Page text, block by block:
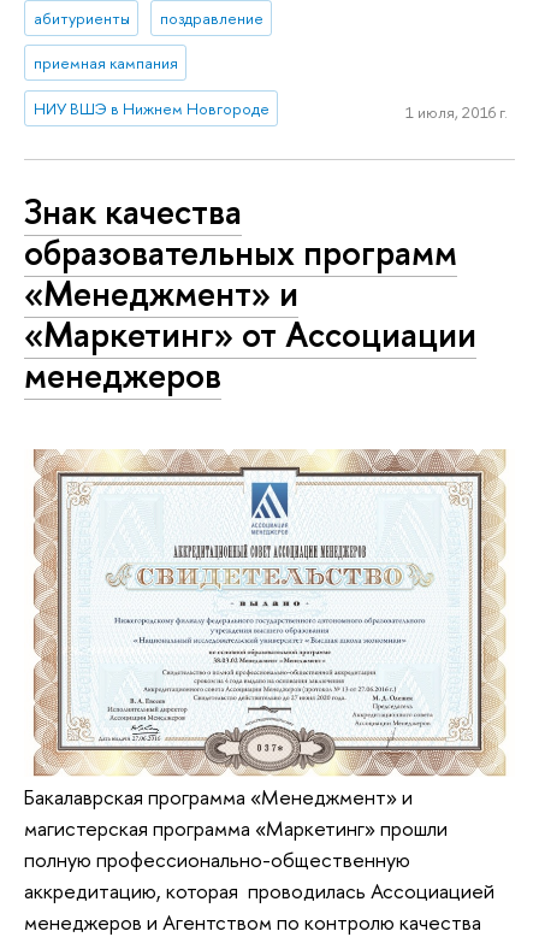
абитуриенты поздравление
приемная кампания
НИУ ВШЭ в Нижнем Новгороде 1 июля, 2016 г.
Знак качества
образовательных программ
«Менеджмент» и
«Маркетинг» от Ассоциации
менеджеров
Бакалаврская программа «Менеджмент» и
магистерская программа «Маркетинг» прошли
полную профессионально-общественную
аккредитацию, которая проводилась Ассоциацией
менеджеров и Агентством по контролю качества